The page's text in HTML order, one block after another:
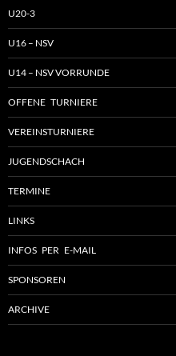
U20-3
U16 – NSV
U14 – NSV VORRUNDE
OFFENE TURNIERE
VEREINSTURNIERE
JUGENDSCHACH
TERMINE
LINKS
INFOS PER E-MAIL
SPONSOREN
ARCHIVE